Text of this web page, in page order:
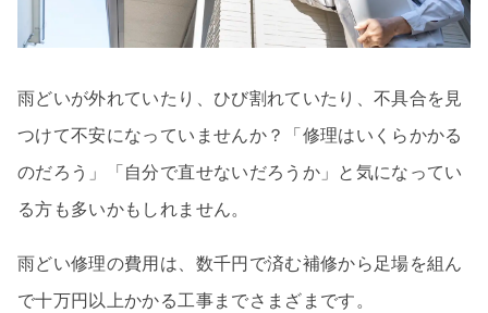
雨どいが外れていたり、ひび割れていたり、不具合を見
つけて不安になっていませんか？「修理はいくらかかる
のだろう」「自分で直せないだろうか」と気になってい
る方も多いかもしれません。
雨どい修理の費用は、数千円で済む補修から足場を組ん
で十万円以上かかる工事までさまざまです。